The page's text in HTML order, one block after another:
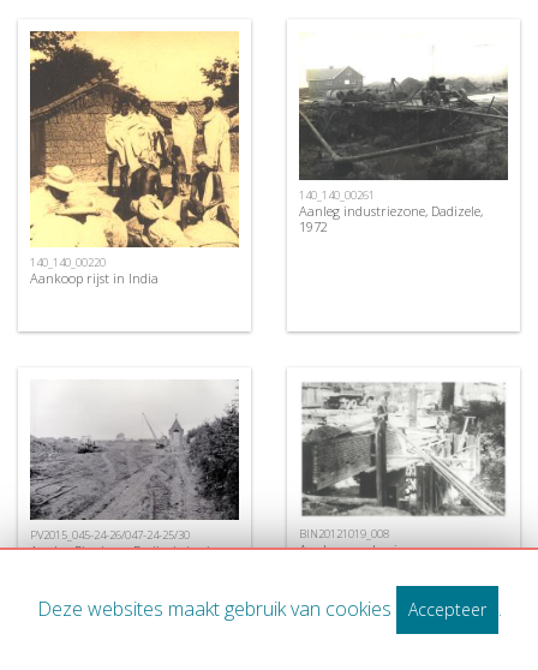
140_140_00220
Aankoop rijst in India
140_140_00261
Aanleg industriezone, Dadizele,
1972
PV2015_045-24-26/047-24-25/30
Aanleg Ringlaan, Dadizele juni
BIN20121019_008
Aanleg van de nieuwe
Deze websites maakt gebruik van cookies Accepteer .